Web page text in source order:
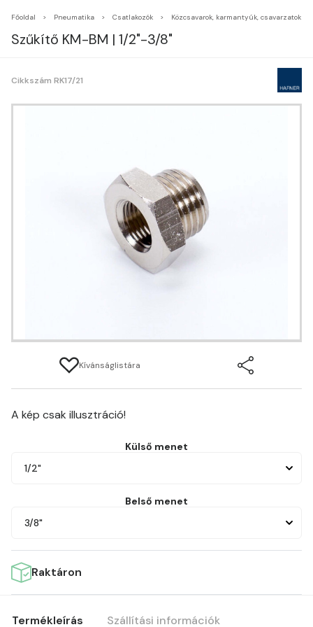
Főoldal Pneumatika Csatlakozók Közcsavarok, karmantyúk, csavarzatok
Szűkítő KM-BM | 1/2"-3/8"
Cikkszám RK17/21
Kívánságlistára
A kép csak illusztráció!
Külső menet
1/2"
Belső menet
3/8"
Raktáron
Termékleírás Szállítási információk